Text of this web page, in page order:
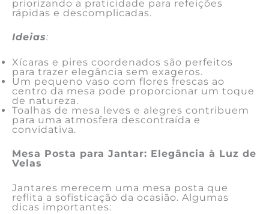
priorizando a praticidade para refeições
rápidas e descomplicadas.
Ideias:
Xícaras e pires coordenados são perfeitos
para trazer elegância sem exageros.
Um pequeno vaso com flores frescas ao
centro da mesa pode proporcionar um toque
de natureza.
Toalhas de mesa leves e alegres contribuem
para uma atmosfera descontraída e
convidativa.
Mesa Posta para Jantar: Elegância à Luz de
Velas
Jantares merecem uma mesa posta que
reflita a sofisticação da ocasião. Algumas
dicas importantes: